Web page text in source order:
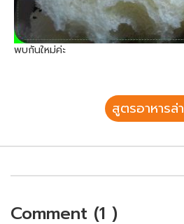
พบกันใหม่ค่ะ
สูตรอาหารล่
Comment (1 )